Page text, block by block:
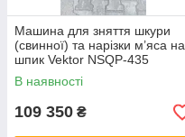
Машина для зняття шкури
(свинної) та нарізки м’яса на
шпик Vektor NSQP-435
В наявності
109 350 ₴